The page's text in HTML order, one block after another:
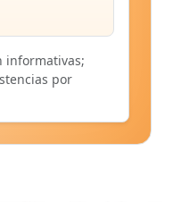
informativas;
por